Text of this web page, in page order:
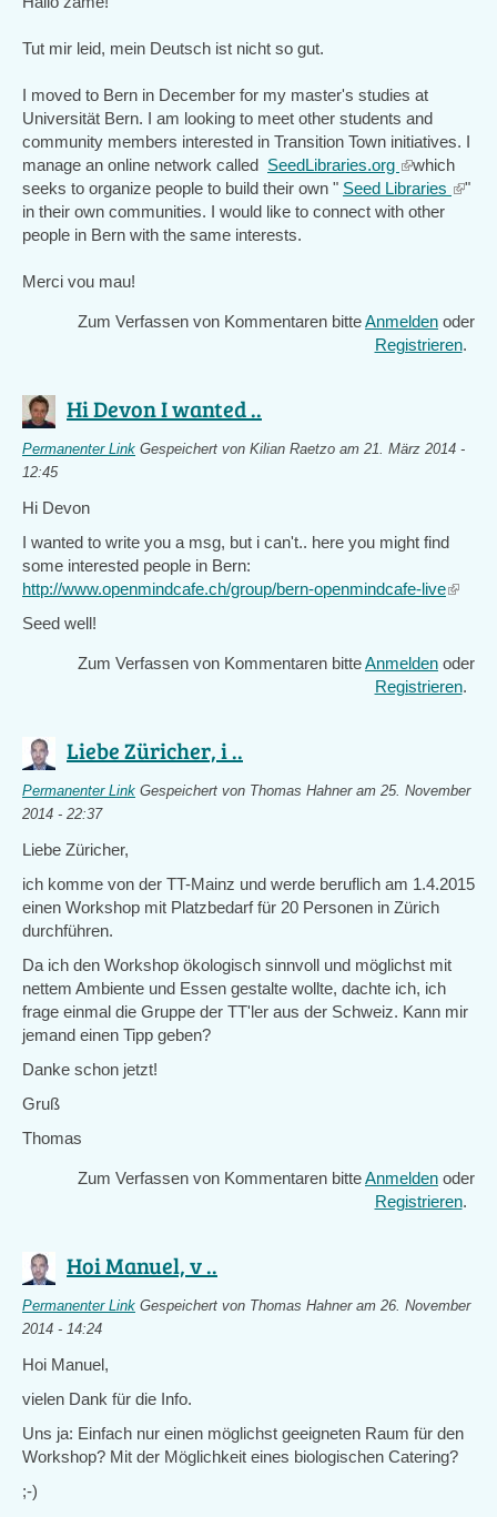
Tut mir leid, mein Deutsch ist nicht so gut.
I moved to Bern in December for my master's studies at
Universität Bern. I am looking to meet other students and
community members interested in Transition Town initiatives. I
manage an online network called SeedLibraries.org (link
is
external)
which
seeks to organize people to build their own " Seed Libraries (link
"
in their own communities. I would like to connect with other
people in Bern with the same interests.
Merci vou mau!
Zum Verfassen von Kommentaren bitteAnmelden oder
Registrieren.
Hi Devon I wanted ..
Permanenter Link Gespeichert von Kilian Raetzo am 21. März 2014 -
12:45
Hi Devon
I wanted to write you a msg, but i can't.. here you might find
some interested people in Bern:
http://www.openmindcafe.ch/group/bern-openmindcafe-live(link
Seed well!
Zum Verfassen von Kommentaren bitteAnmelden oder
Registrieren.
Liebe Züricher, i ..
Permanenter Link Gespeichert von Thomas Hahneram 25. November
2014 - 22:37
Liebe Züricher,
ich komme von der TT-Mainz und werde beruflich am 1.4.2015
einen Workshop mit Platzbedarf für 20 Personen in Zürich
durchführen.
Da ich den Workshop ökologisch sinnvoll und möglichst mit
nettem Ambiente und Essen gestalte wollte, dachte ich, ich
frage einmal die Gruppe der TT'ler aus der Schweiz. Kann mir
jemand einen Tipp geben?
Danke schon jetzt!
Gruß
Thomas
Zum Verfassen von Kommentaren bitteAnmelden oder
Registrieren.
Hoi Manuel, v ..
Permanenter Link Gespeichert von Thomas Hahneram 26. November
2014 - 14:24
Hoi Manuel,
vielen Dank für die Info.
Uns ja: Einfach nur einen möglichst geeigneten Raum für den
Workshop? Mit der Möglichkeit eines biologischen Catering?
;-)